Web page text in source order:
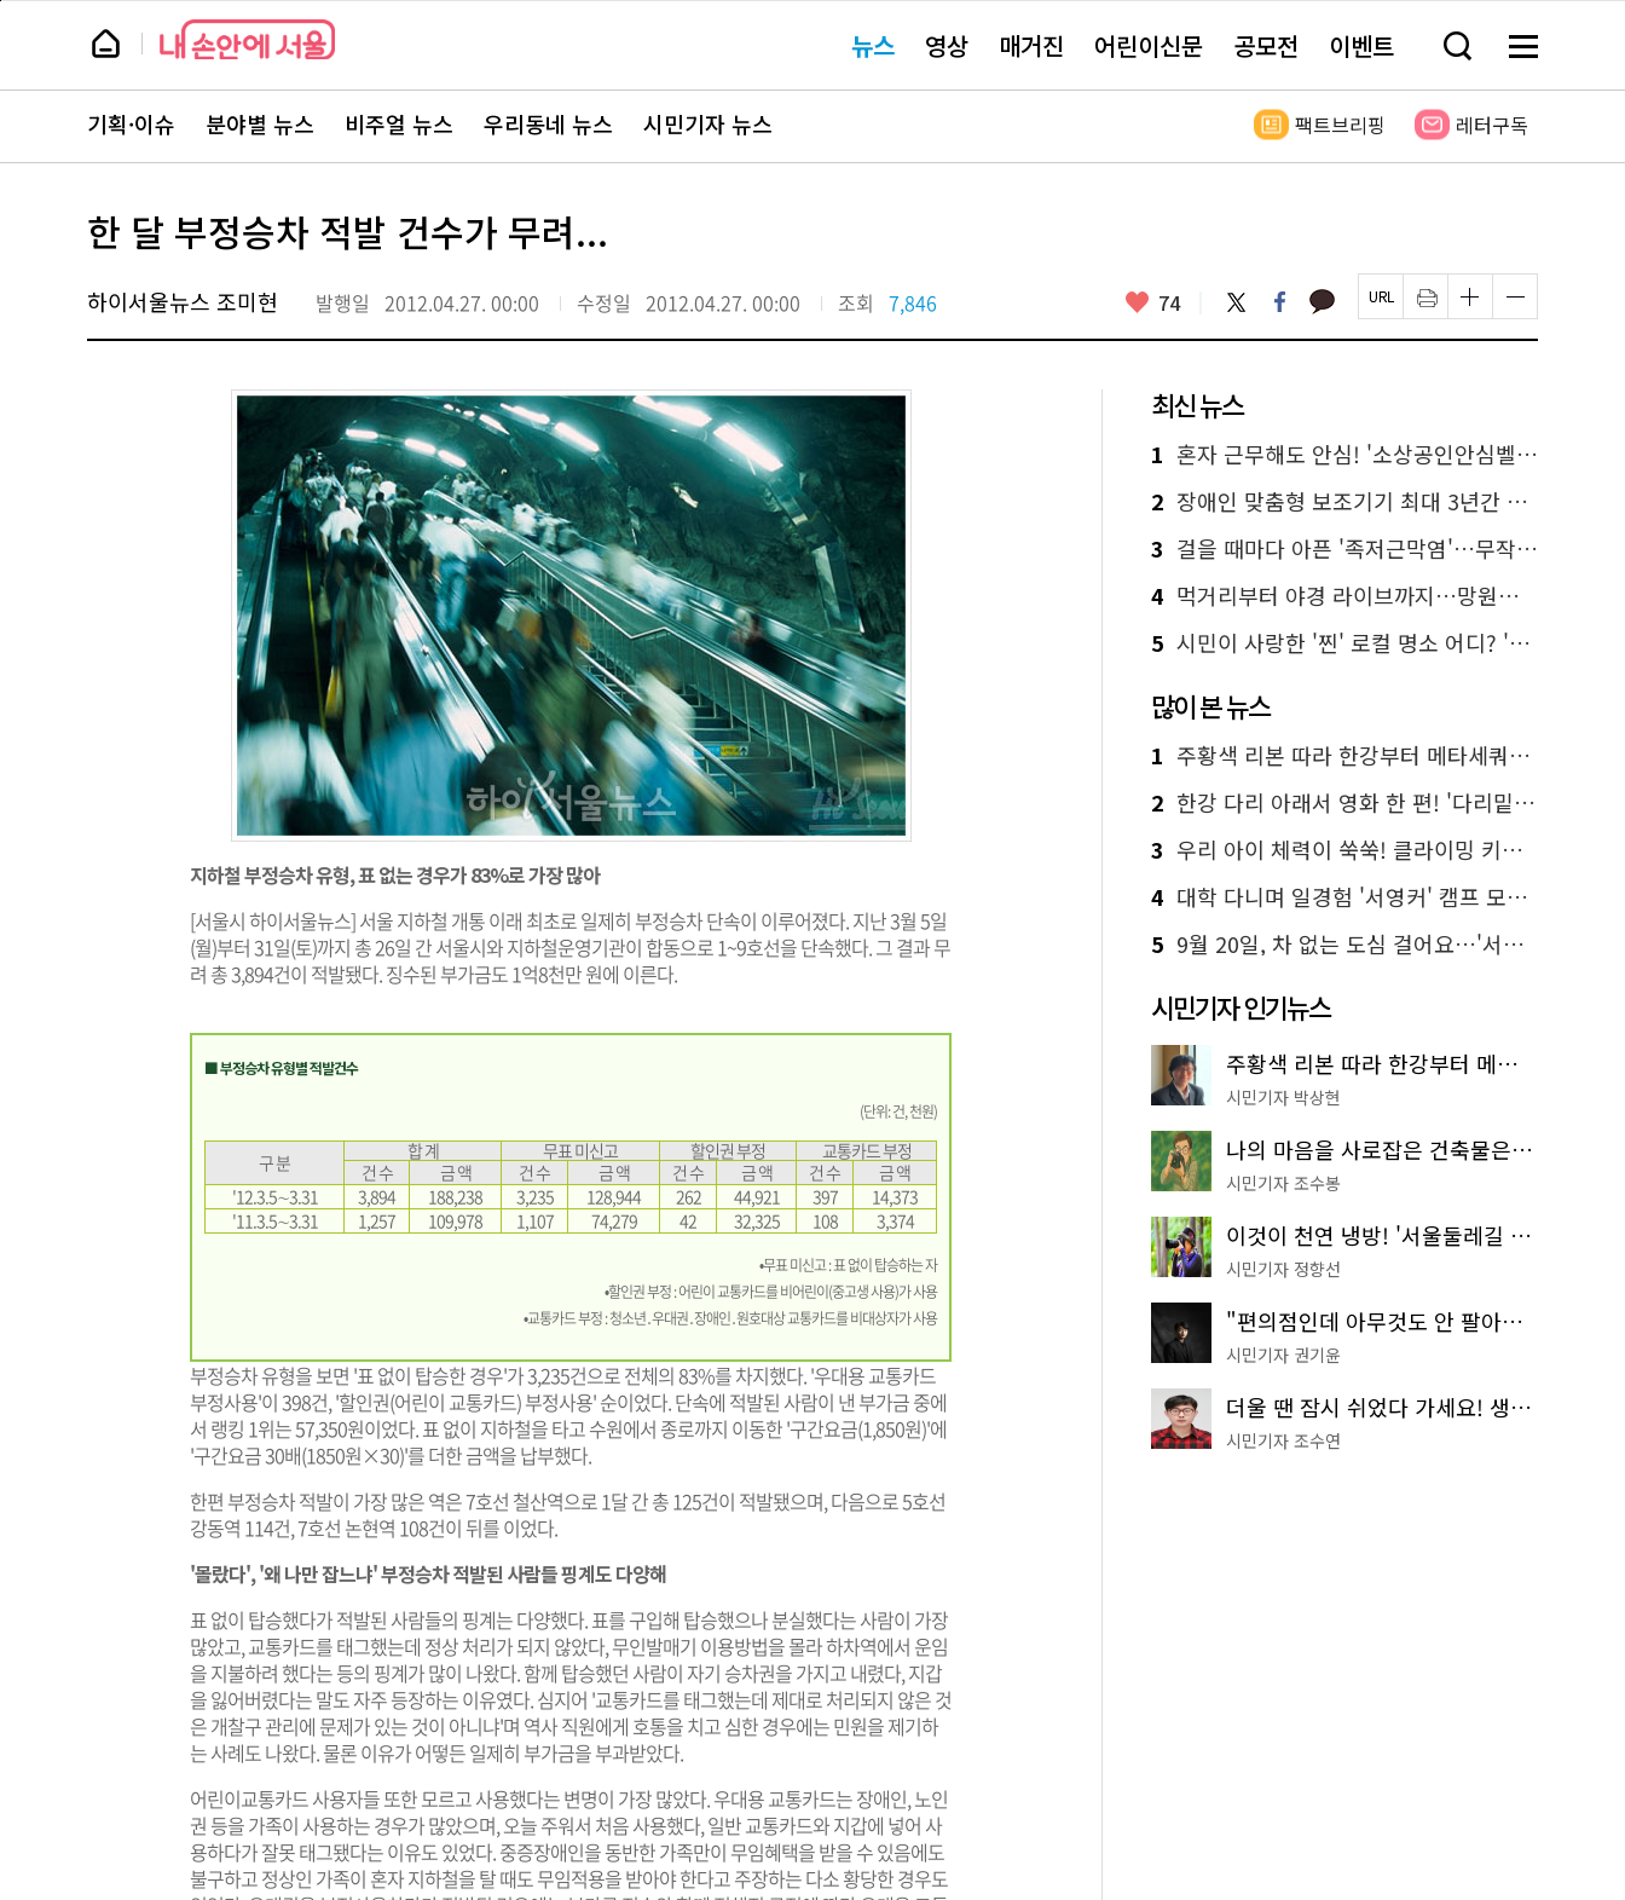
본
뉴
스 요뉴스 영상 매거진 어린이신문 공모전 이벤트 검
창
기
메
전
보
뉴
스
주
서
바
로
기획·이슈 분야별 뉴스 비주얼 뉴스 우리동네 뉴스 시민기자 뉴스 팩트브리핑 레터구독
한 달 부정승차 적발 건수가 무려...
하이서울뉴스 조미현 발행일 2012.04.27. 00:00 수정일 2012.04.27. 00:00 조회 7,846 좋
요
74 트
위
터
페
이
스
카
카 페
이
지
인
쇄
하
글
자
크
하
기
글
자
크
하
기
지하철 부정승차 유형, 표 없는 경우가 83%로 가장 많아
[서울시 하이서울뉴스] 서울 지하철 개통 이래 최초로 일제히 부정승차 단속이 이루어졌다. 지난 3월 5일
(월)부터 31일(토)까지 총 26일 간 서울시와 지하철운영기관이 합동으로 1~9호선을 단속했다. 그 결과 무
려 총 3,894건이 적발됐다. 징수된 부가금도 1억8천만 원에 이른다.
■ 부정승차 유형별 적발건수
(단위: 건, 천원)
구 분 합 계 무표 미신고 할인권 부정
교통카드 부정
건 수
금 액 건 수 금 액 건 수 금 액 건 수
금 액
'12.3.5∼3.31
3,894 188,238 3,235 128,944 262 44,921 397
14,373
'11.3.5∼3.31
1,257 109,978 1,107 74,279 42 32,325 108 3,374
•무표 미신고 : 표 없이 탑승하는 자
•할인권 부정 : 어린이 교통카드를 비어린이(중고생 사용)가 사용
•교통카드 부정 : 청소년․우대권․장애인․원호대상 교통카드를 비대상자가 사용
부정승차 유형을 보면 '표 없이 탑승한 경우'가 3,235건으로 전체의 83%를 차지했다. '우대용 교통카드
부정사용'이 398건, '할인권(어린이 교통카드) 부정사용' 순이었다. 단속에 적발된 사람이 낸 부가금 중에
서 랭킹 1위는 57,350원이었다. 표 없이 지하철을 타고 수원에서 종로까지 이동한 '구간요금(1,850원)'에
'구간요금 30배(1850원×30)'를 더한 금액을 납부했다.
한편 부정승차 적발이 가장 많은 역은 7호선 철산역으로 1달 간 총 125건이 적발됐으며, 다음으로 5호선
강동역 114건, 7호선 논현역 108건이 뒤를 이었다.
'몰랐다', '왜 나만 잡느냐' 부정승차 적발된 사람들 핑계도 다양해
표 없이 탑승했다가 적발된 사람들의 핑계는 다양했다. 표를 구입해 탑승했으나 분실했다는 사람이 가장
많았고, 교통카드를 태그했는데 정상 처리가 되지 않았다, 무인발매기 이용방법을 몰라 하차역에서 운임
을 지불하려 했다는 등의 핑계가 많이 나왔다. 함께 탑승했던 사람이 자기 승차권을 가지고 내렸다, 지갑
을 잃어버렸다는 말도 자주 등장하는 이유였다. 심지어 '교통카드를 태그했는데 제대로 처리되지 않은 것
은 개찰구 관리에 문제가 있는 것이 아니냐'며 역사 직원에게 호통을 치고 심한 경우에는 민원을 제기하
는 사례도 나왔다. 물론 이유가 어떻든 일제히 부가금을 부과받았다.
어린이교통카드 사용자들 또한 모르고 사용했다는 변명이 가장 많았다. 우대용 교통카드는 장애인, 노인
권 등을 가족이 사용하는 경우가 많았으며, 오늘 주워서 처음 사용했다, 일반 교통카드와 지갑에 넣어 사
용하다가 잘못 태그됐다는 이유도 있었다. 중증장애인을 동반한 가족만이 무임혜택을 받을 수 있음에도
불구하고 정상인 가족이 혼자 지하철을 탈 때도 무임적용을 받아야 한다고 주장하는 다소 황당한 경우도
최신 뉴스
1 혼자 근무해도 안심! '소상공인안심벨' 신청하세요
2 장애인 맞춤형 보조기기 최대 3년간 무상 대여…삶의 질 높인다
3 걸을 때마다 아픈 '족저근막염'…무작정 참지 말고 '이것' 해보세요!
4 먹거리부터 야경 라이브까지…망원한강공원 알짜 코스
5 시민이 사랑한 '찐' 로컬 명소 어디? '서울에디션25' 추천 코스
많이 본 뉴스
1 주황색 리본 따라 한강부터 메타세쿼이아 숲길까지…서울둘레길 15코스
2 한강 다리 아래서 영화 한 편! '다리밑 영화관' 무료 상영
3 우리 아이 체력이 쑥쑥! 클라이밍 키즈카페·어린이 체력장
4 대학 다니며 일경험 '서영커' 캠프 모집…전액 무료
5 9월 20일, 차 없는 도심 걸어요…'서울 걷자 페스티벌' 선착순 5천명
시민기자 인기뉴스
주황색 리본 따라 한강부터 메타세쿼이아 숲길까지…서울둘레길 15코스
시민기자 박상현
나의 마음을 사로잡은 건축물은? '서울시 건축상' 수상작 공개!
시민기자 조수봉
이것이 천연 냉방! '서울둘레길 9코스'로 숲속 피서 떠나볼까
시민기자 정향선
"편의점인데 아무것도 안 팔아요" 서울에서 가장 특별한 편의점의 정체
시민기자 권기윤
더울 땐 잠시 쉬었다 가세요! 생수 냉장고부터 해피소·무더위쉼터까지
시민기자 조수연
페